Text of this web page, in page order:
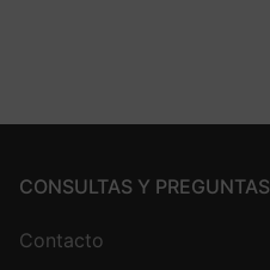
CONSULTAS Y PREGUNTAS
Contacto